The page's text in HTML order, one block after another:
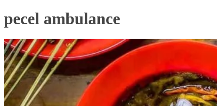
pecel ambulance